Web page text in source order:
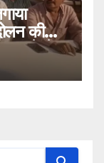
की
जाने से